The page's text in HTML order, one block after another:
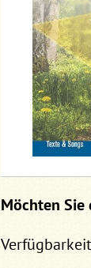
Möchten